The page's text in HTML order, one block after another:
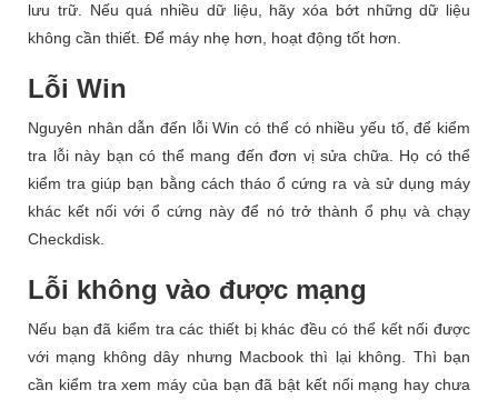
lưu trữ. Nếu quá nhiều dữ liệu, hãy xóa bớt những dữ liệu
không cần thiết. Để máy nhẹ hơn, hoạt động tốt hơn.
Lỗi Win
Nguyên nhân dẫn đến lỗi Win có thể có nhiều yếu tố, để kiểm
tra lỗi này bạn có thể mang đến đơn vị sửa chữa. Họ có thể
kiểm tra giúp bạn bằng cách tháo ổ cứng ra và sử dụng máy
khác kết nối với ổ cứng này để nó trở thành ổ phụ và chạy
Checkdisk.
Lỗi không vào được mạng
Nếu bạn đã kiểm tra các thiết bị khác đều có thể kết nối được
với mạng không dây nhưng Macbook thì lại không. Thì bạn
cần kiểm tra xem máy của bạn đã bật kết nối mạng hay chưa